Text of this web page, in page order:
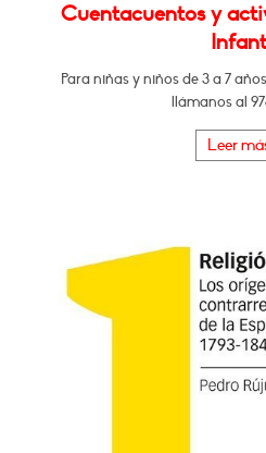
Cuentacuentos y
Para niñas y niños de 3 a 7
llámanos al
Leer